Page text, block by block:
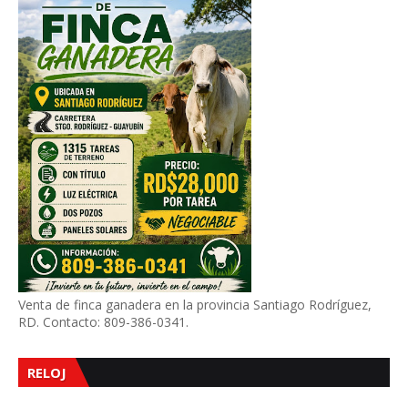
Venta de finca ganadera en la provincia Santiago Rodríguez,
RD. Contacto: 809-386-0341.
RELOJ